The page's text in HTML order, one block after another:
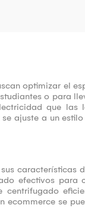
optimizar el
o para
que las
ajuste a un
características
efectivos para
se